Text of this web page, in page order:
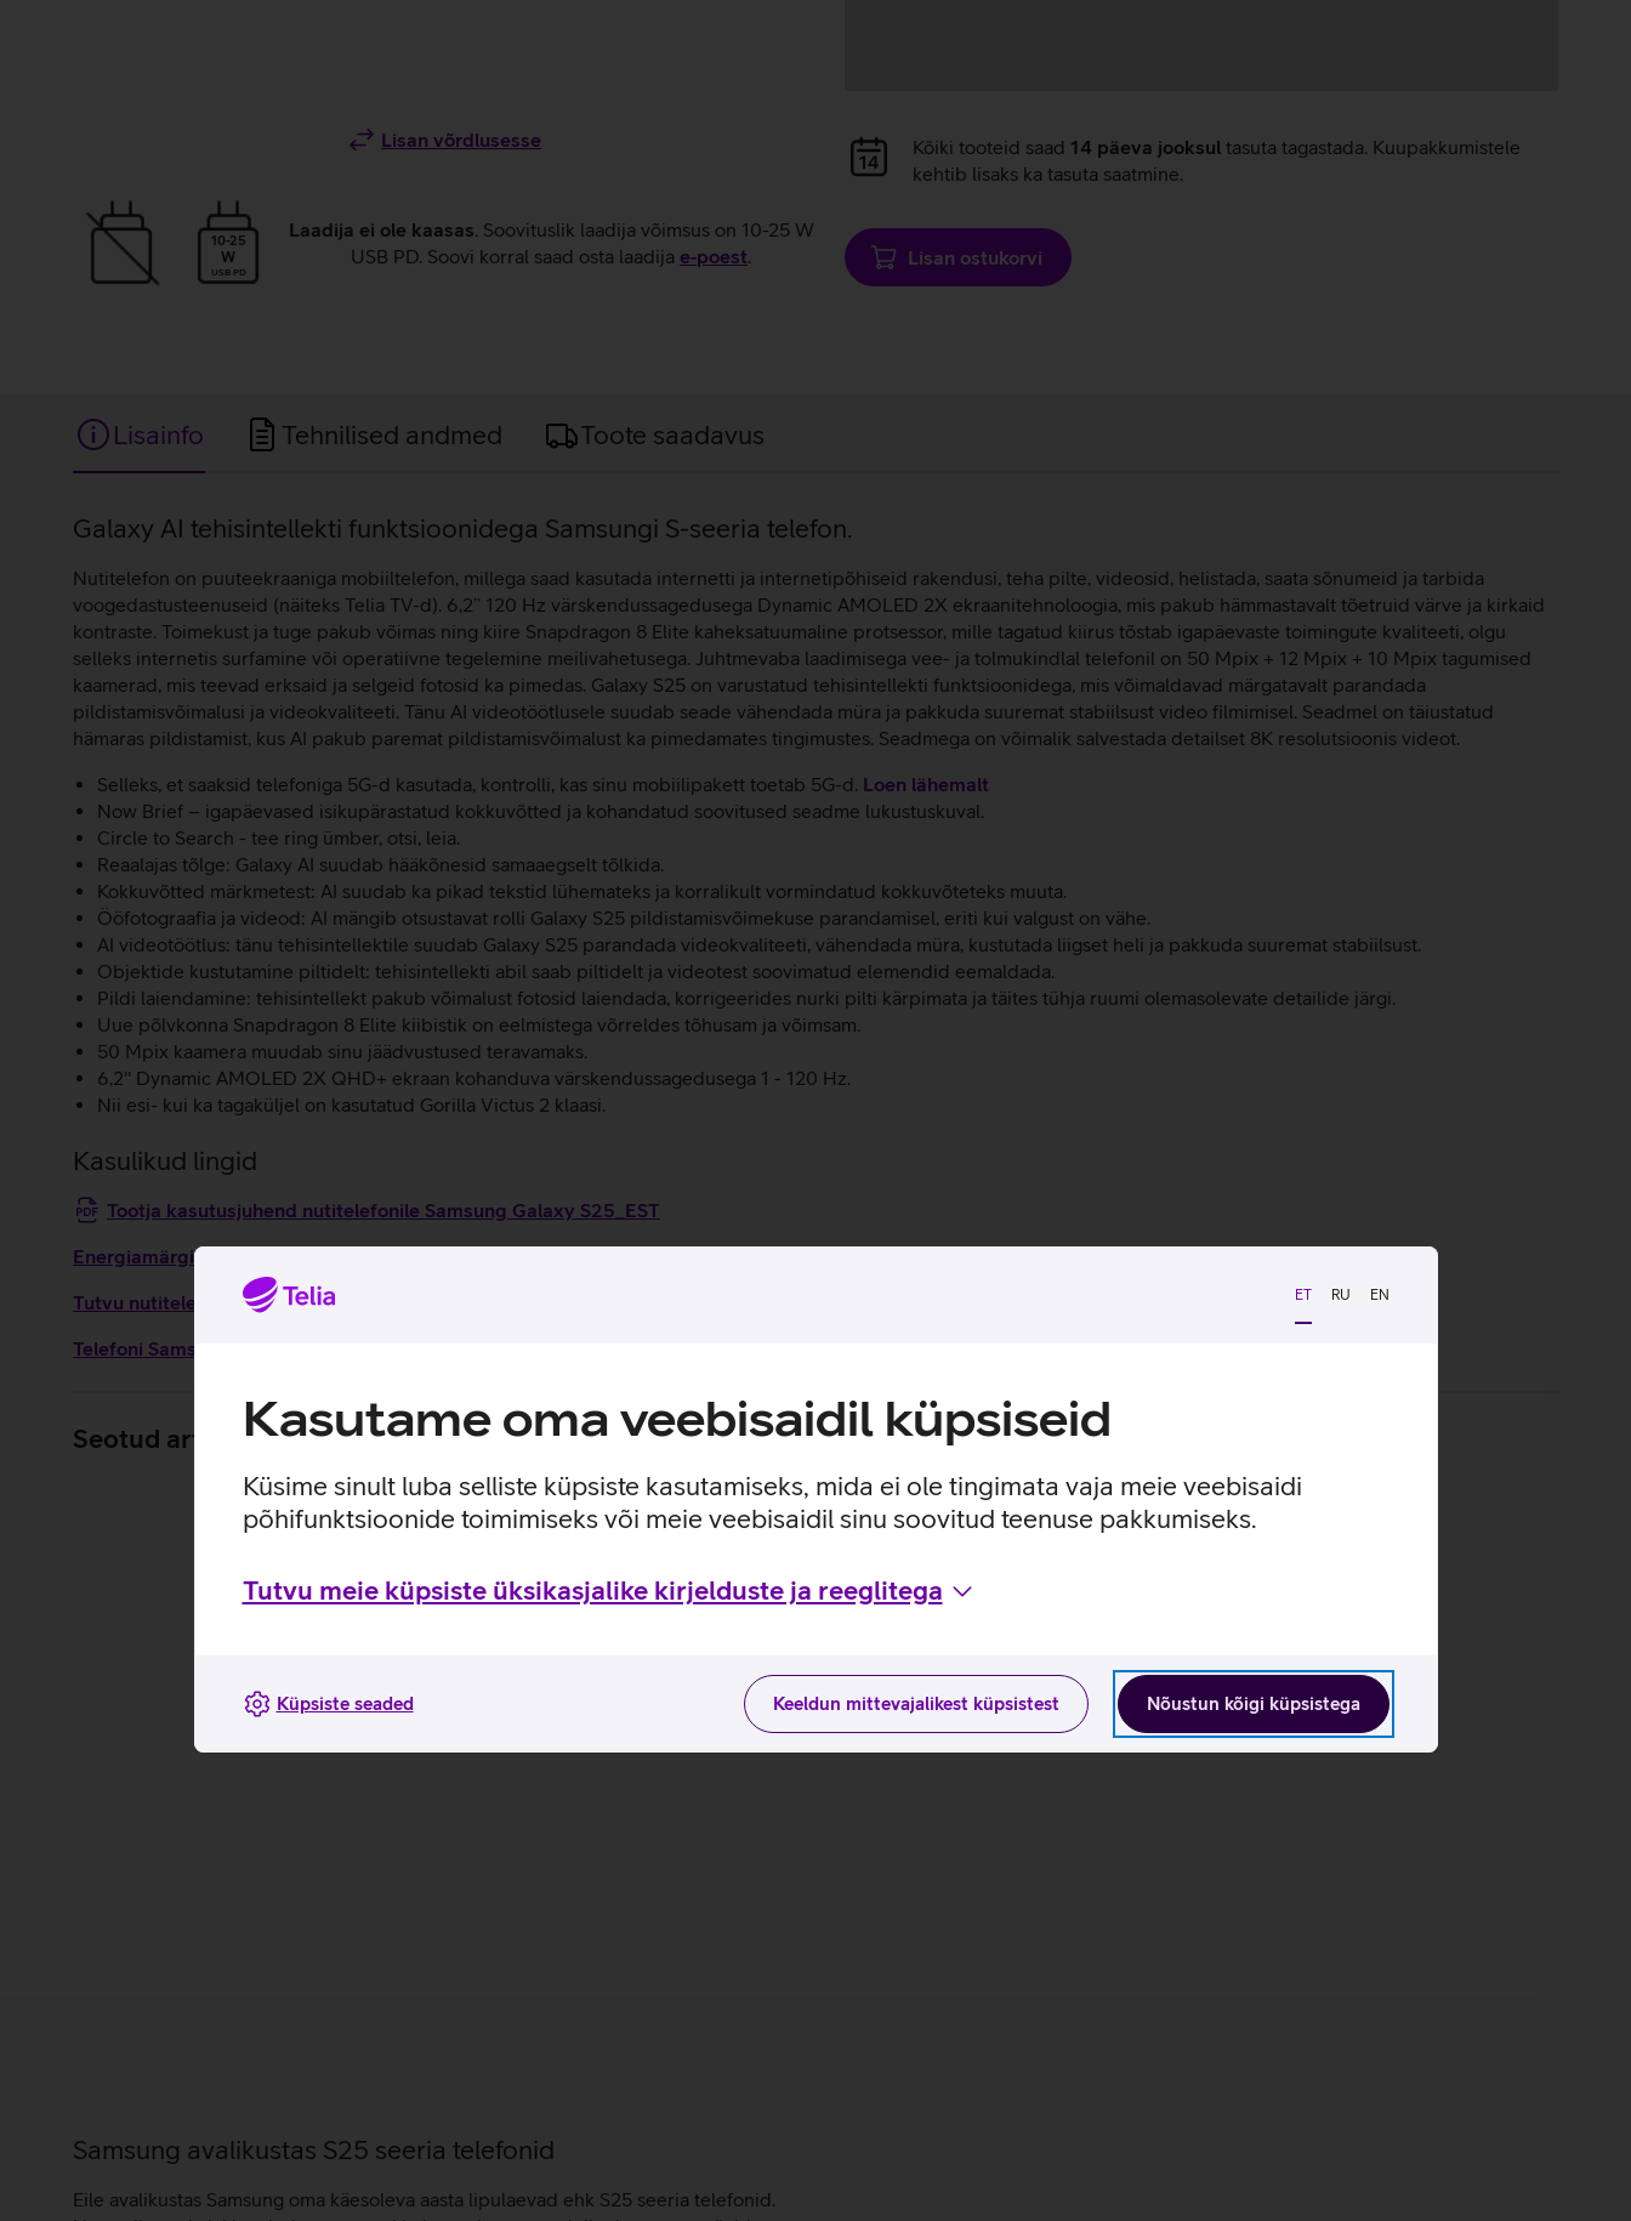
ET RU EN
Kasutame oma veebisaidil küpsiseid
Küsime sinult luba selliste küpsiste kasutamiseks, mida ei ole tingimata vaja meie veebisaidi
põhifunktsioonide toimimiseks või meie veebisaidil sinu soovitud teenuse pakkumiseks.
Tutvu meie küpsiste üksikasjalike kirjelduste ja reeglitega
Nõustun kõigi küpsistega
Keeldun mittevajalikest küpsistest
Küpsiste seaded
Lisan võrdlusesse
10-25
W
USB PD
Laadija ei ole kaasas. Soovituslik laadija võimsus on 10-25 W
USB PD. Soovi korral saad osta laadija e‑poest.
Andmete
laadimine
Kõiki tooteid saad 14 päeva jooksul tasuta tagastada. Kuupakkumistele
kehtib lisaks ka tasuta saatmine.
Lisan ostukorvi
Lisainfo Tehnilised andmed Toote saadavus
Lisainfo
Galaxy AI tehisintellekti funktsioonidega Samsungi S-seeria telefon.
Nutitelefon on puuteekraaniga mobiiltelefon, millega saad kasutada internetti ja internetipõhiseid rakendusi, teha pilte, videosid, helistada, saata sõnumeid ja tarbida
voogedastusteenuseid (näiteks Telia TV-d). 6,2’’ 120 Hz värskendussagedusega Dynamic AMOLED 2X ekraanitehnoloogia, mis pakub hämmastavalt tõetruid värve ja kirkaid
kontraste. Toimekust ja tuge pakub võimas ning kiire Snapdragon 8 Elite kaheksatuumaline protsessor, mille tagatud kiirus tõstab igapäevaste toimingute kvaliteeti, olgu
selleks internetis surfamine või operatiivne tegelemine meilivahetusega. Juhtmevaba laadimisega vee- ja tolmukindlal telefonil on 50 Mpix + 12 Mpix + 10 Mpix tagumised
kaamerad, mis teevad erksaid ja selgeid fotosid ka pimedas. Galaxy S25 on varustatud tehisintellekti funktsioonidega, mis võimaldavad märgatavalt parandada
pildistamisvõimalusi ja videokvaliteeti. Tänu AI videotöötlusele suudab seade vähendada müra ja pakkuda suuremat stabiilsust video filmimisel. Seadmel on täiustatud
hämaras pildistamist, kus AI pakub paremat pildistamisvõimalust ka pimedamates tingimustes. Seadmega on võimalik salvestada detailset 8K resolutsioonis videot.
Selleks, et saaksid telefoniga 5G-d kasutada, kontrolli, kas sinu mobiilipakett toetab 5G-d. Loen lähemalt
Now Brief – igapäevased isikupärastatud kokkuvõtted ja kohandatud soovitused seadme lukustuskuval.
Circle to Search - tee ring ümber, otsi, leia.
Reaalajas tõlge: Galaxy AI suudab hääkõnesid samaaegselt tõlkida.
Kokkuvõtted märkmetest: AI suudab ka pikad tekstid lühemateks ja korralikult vormindatud kokkuvõteteks muuta.
Ööfotograafia ja videod: AI mängib otsustavat rolli Galaxy S25 pildistamisvõimekuse parandamisel, eriti kui valgust on vähe.
AI videotöötlus: tänu tehisintellektile suudab Galaxy S25 parandada videokvaliteeti, vähendada müra, kustutada liigset heli ja pakkuda suuremat stabiilsust.
Objektide kustutamine piltidelt: tehisintellekti abil saab piltidelt ja videotest soovimatud elemendid eemaldada.
Pildi laiendamine: tehisintellekt pakub võimalust fotosid laiendada, korrigeerides nurki pilti kärpimata ja täites tühja ruumi olemasolevate detailide järgi.
Uue põlvkonna Snapdragon 8 Elite kiibistik on eelmistega võrreldes tõhusam ja võimsam.
50 Mpix kaamera muudab sinu jäädvustused teravamaks.
6,2'' Dynamic AMOLED 2X QHD+ ekraan kohanduva värskendussagedusega 1 - 120 Hz.
Nii esi- kui ka tagaküljel on kasutatud Gorilla Victus 2 klaasi.
Kasulikud lingid
Tootja kasutusjuhend nutitelefonile Samsung Galaxy S25_EST
Energiamärgis
Tutvu nutitelefoni Samsung Galaxy S25 omaduste ja kasutusviisidega tootja kodulehel
Telefoni Samsung Galaxy S25 seadistamise juhised
Seotud artiklid ja videod